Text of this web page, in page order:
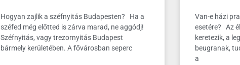
Hogyan zajlik a széfnyitás Budapesten? Ha a
széfed még előtted is zárva marad, ne aggódj!
Széfnyitás, vagy trezornyitás Budapest
bármely kerületében. A fővárosban seperc
Van-e házi
esetére? Az
keretezik, a
beugranak,
a